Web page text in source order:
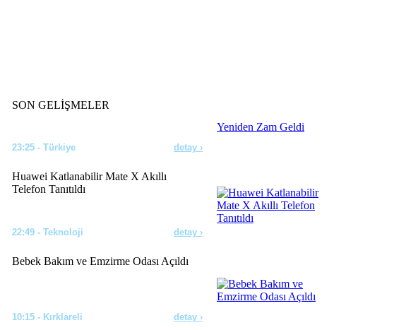
SON GELİŞMELER
23:25 - Türkiye detay ›
Huawei Katlanabilir Mate X Akıllı
Telefon Tanıtıldı
22:49 - Teknoloji detay ›
Bebek Bakım ve Emzirme Odası Açıldı
10:15 - Kırklareli detay ›